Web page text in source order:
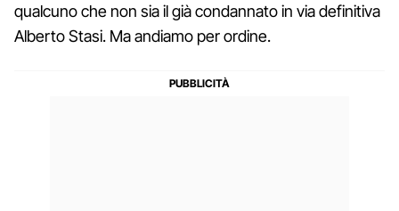
qualcuno che non sia il già condannato in via definitiva
Alberto Stasi. Ma andiamo per ordine.